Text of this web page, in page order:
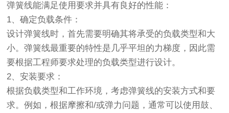
弹簧线能满足使用要求并具有良好的性能：
1、确定负载条件：
设计弹簧线时，首先需要明确其将承受的负载类型和大
小。弹簧线最重要的特性是几乎平坦的力梯度，因此需
要根据工程师要求处理的负载类型进行设计。
2、安装要求：
根据负载类型和工作环境，考虑弹簧线的安装方式和要
求。例如，根据摩擦和/或弹力问题，通常可以使用鼓、